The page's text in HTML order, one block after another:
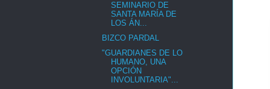
SEMINARIO DE
SANTA MARÍA DE
LOS ÁN...
BIZCO PARDAL
"GUARDIANES DE LO
HUMANO, UNA
OPCIÓN
INVOLUNTARIA"...